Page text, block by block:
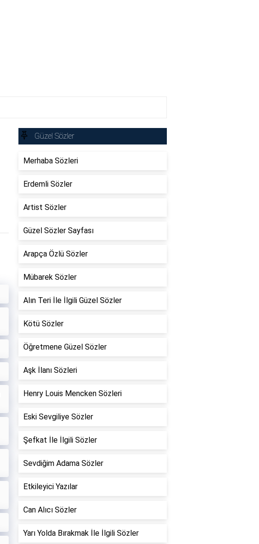
Güzel Sözler
Merhaba Sözleri
Erdemli Sözler
Artist Sözler
Güzel Sözler Sayfası
Arapça Özlü Sözler
Mübarek Sözler
Alın Teri İle İlgili Güzel Sözler
Kötü Sözler
Öğretmene Güzel Sözler
Aşk İlanı Sözleri
Henry Louis Mencken Sözleri
Eski Sevgiliye Sözler
Şefkat İle İlgili Sözler
Sevdiğim Adama Sözler
Etkileyici Yazılar
Can Alıcı Sözler
Yarı Yolda Bırakmak İle İlgili Sözler